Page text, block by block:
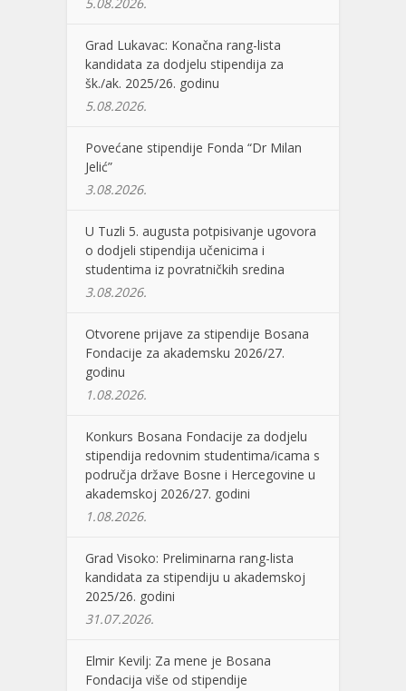
Grad Lukavac: Konačna rang-lista
kandidata za dodjelu stipendija za
šk./ak. 2025/26. godinu
5.08.2026.
Povećane stipendije Fonda “Dr Milan
Jelić”
3.08.2026.
U Tuzli 5. augusta potpisivanje ugovora
o dodjeli stipendija učenicima i
studentima iz povratničkih sredina
3.08.2026.
Otvorene prijave za stipendije Bosana
Fondacije za akademsku 2026/27.
godinu
1.08.2026.
Konkurs Bosana Fondacije za dodjelu
stipendija redovnim studentima/icama s
područja države Bosne i Hercegovine u
akademskoj 2026/27. godini
1.08.2026.
Grad Visoko: Preliminarna rang-lista
kandidata za stipendiju u akademskoj
2025/26. godini
31.07.2026.
Elmir Kevilj: Za mene je Bosana
Fondacija više od stipendije